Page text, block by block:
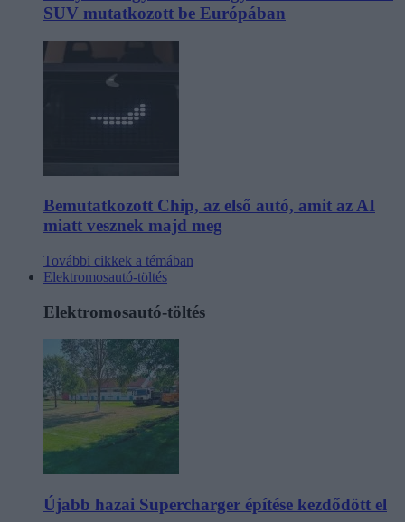
SUV mutatkozott be Európában
Bemutatkozott Chip, az első autó, amit az AI
miatt vesznek majd meg
További cikkek a témában
Elektromosautó-töltés
Elektromosautó-töltés
Újabb hazai Supercharger építése kezdődött el